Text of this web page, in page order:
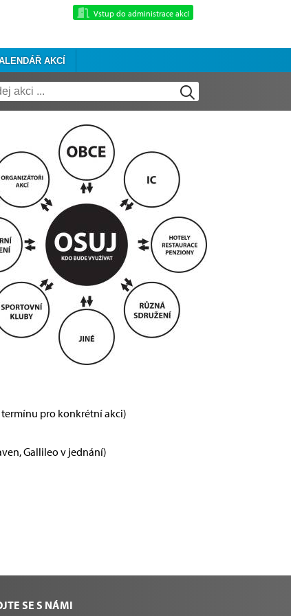
Vstup do administrace akcí
AKCÍ
pro konkrétní akci)
Gallileo v jednání)
SE S NÁMI